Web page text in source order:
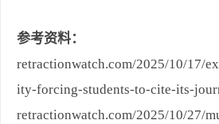
参考资料：
retractionwatch.com/2025/10/17/
ity-forcing-students-to-cite-its-
retractionwatch.com/2025/10/27/